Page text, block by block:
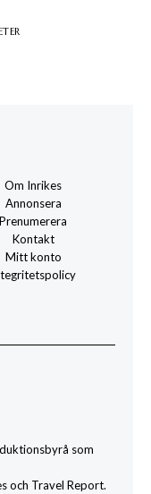
Om Inrikes
Annonsera
Prenumerera
Kontakt
Mitt konto
som
och Travel Report.